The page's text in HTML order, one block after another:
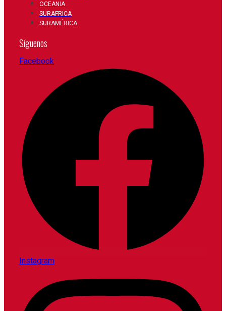
OCEANIA
SURAFRICA
SURAMÉRICA
Síguenos
Facebook
Instagram